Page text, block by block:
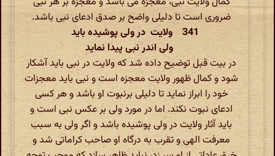
ضروری است تا دلیلی واضح بر صدق ادعای نبی باشد.
341 ولایت در ولی پوشیده باید
ولی اندر نبی پیدا نماید
در بیت قبل توضیح داده شد که ولایت در نبی باید آشکار
شود و کمال ظهور ولایت معجزه است و نبی باید معجزات
خود را ابراز نماید تا دلیلی برنبوت او باشد و هر کسی
ادعای نبوت نکند. اما در مورد ولی بر عکس نبی است و
باید آثار ولایت در ولی پوشیده باشد و اگر ولی به سبب
معرفت الهی و تقرب به درگاه او صاحب کراماتی شد و